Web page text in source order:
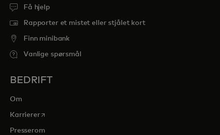
Få hjelp
Rapporter et mistet eller stjålet kort
Finn minibank
Vanlige spørsmål
BEDRIFT
Om
Karriereropens in a new tab
Presserom